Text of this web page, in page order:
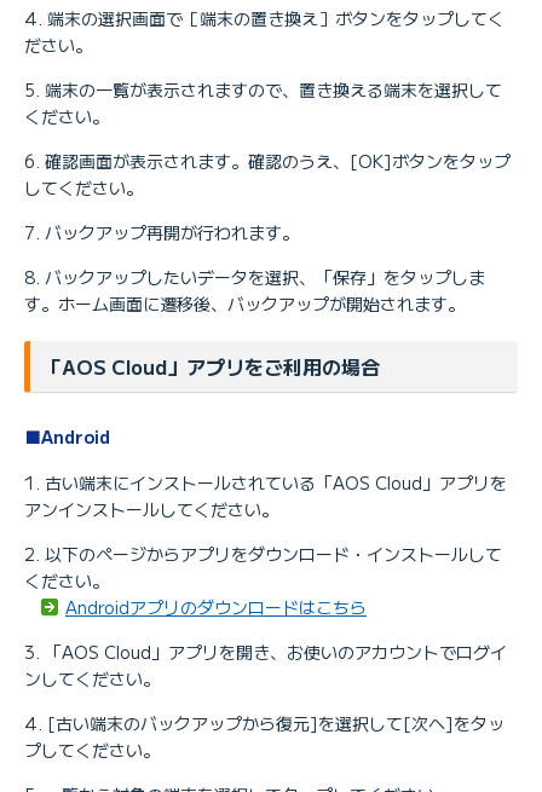
端末の選択画面で［端末の置き換え］ボタンをタップしてく
ださい。
端末の一覧が表示されますので、置き換える端末を選択して
ください。
確認画面が表示されます。確認のうえ、[OK]ボタンをタップ
してください。
バックアップ再開が行われます。
バックアップしたいデータを選択、「保存」をタップしま
す。ホーム画面に遷移後、バックアップが開始されます。
「AOS Cloud」アプリをご利用の場合
■Android
古い端末にインストールされている「AOS Cloud」アプリを
アンインストールしてください。
以下のページからアプリをダウンロード・インストールして
ください。
Androidアプリのダウンロードはこちら
「AOS Cloud」アプリを開き、お使いのアカウントでログイ
ンしてください。
[古い端末のバックアップから復元]を選択して[次へ]をタッ
プしてください。